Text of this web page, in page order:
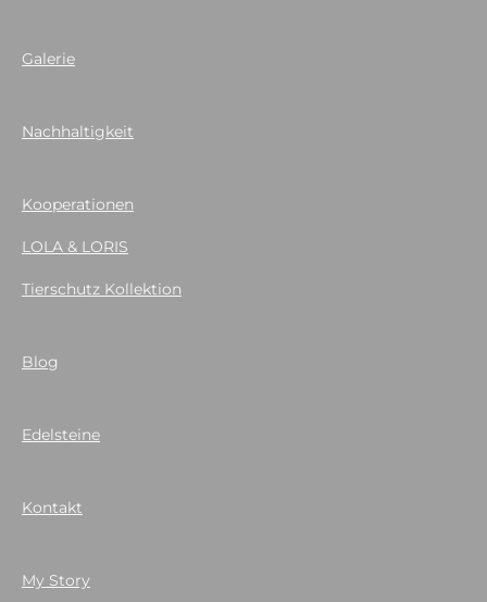
Galerie
Nachhaltigkeit
Kooperationen
LOLA & LORIS
Tierschutz Kollektion
Blog
Edelsteine
Kontakt
My Story